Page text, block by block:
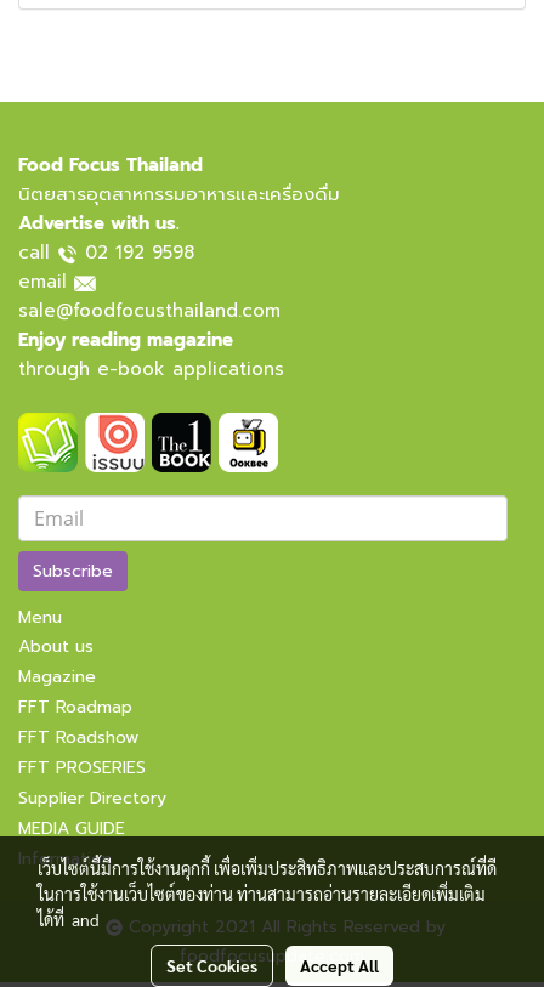
Food Focus Thailand
นิตยสารอุตสาหกรรมอาหารและเครื่องดื่ม
Advertise with us.
call
02 192 9598
email
sale@foodfocusthailand.com
Enjoy reading magazine
through e-book applications
Subscribe
Menu
About us
Magazine
FFT Roadmap
FFT Roadshow
FFT PROSERIES
Supplier Directory
MEDIA GUIDE
Information
Copyright 2021 All Rights Reserved by
foodfocusupdate.com
เว็บไซต์นี้มีการใช้งานคุกกี้ เพื่อเพิ่มประสิทธิภาพและประสบการณ์ที่ดี
ในการใช้งานเว็บไซต์ของท่าน ท่านสามารถอ่านรายละเอียดเพิ่มเติม
ได้ที่ and
Set Cookies Accept All